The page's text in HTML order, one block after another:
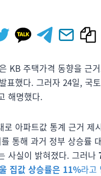
KB 주택가격 동향을 근
표했다. 그러자 24일, 국
해명했다.
로 아파트값 통계 근거
통해 과거 정부 상승률
사실이 밝혀졌다. 그러나
집값 상승률은 11%라고